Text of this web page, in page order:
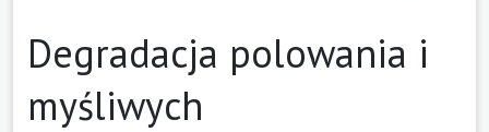
Degradacja polowania i
myśliwych